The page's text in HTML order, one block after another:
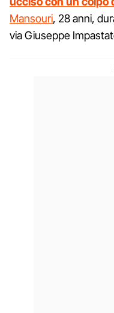
Mansouri, 28 anni,
via Giuseppe